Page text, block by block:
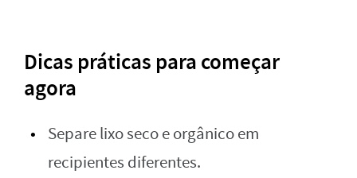
Dicas práticas para começar
agora
Separe lixo seco e orgânico em
recipientes diferentes.